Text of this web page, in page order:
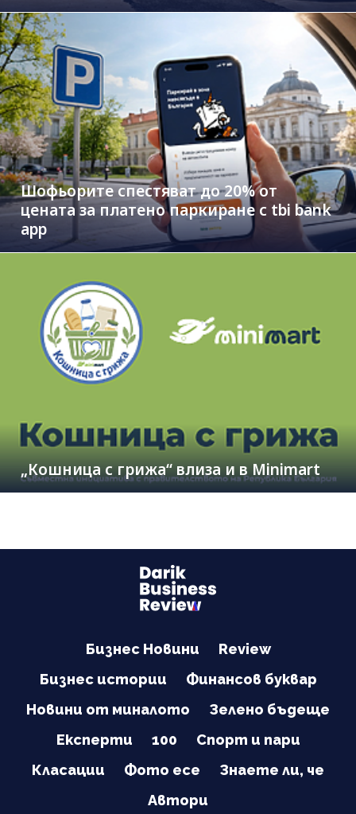
Шофьорите спестяват до 20% от
цената за платено паркиране с tbi bank
app
„Кошница с грижа“ влиза и в Minimart
Бизнес Новини
Review
Бизнес истории
Финансов буквар
Новини от миналото
Зелено бъдеще
Експерти
100
Спорт и пари
Класации
Фото есе
Знаете ли, че
Автори